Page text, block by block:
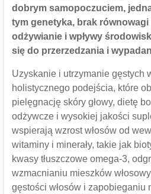
dobrym samopoczuciem,
tym genetyka, brak równowagi
odżywianie i wpływy
się do przerzedzania i
Uzyskanie i utrzymanie gęstych
holistycznego podejścia, które
pielęgnację skóry głowy, dietę
odżywcze i wysokiej jakości
wspierają wzrost włosów od
witaminy i minerały, takie jak
kwasy tłuszczowe omega-3,
wzmacnianiu mieszków
gęstości włosów i zapobieganiu